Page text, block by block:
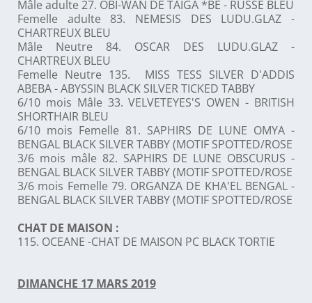
Mâle adulte 27. OBI-WAN DE TAIGA *BE - RUSSE BLEU
Femelle adulte 83. NEMESIS DES LUDU.GLAZ -
CHARTREUX BLEU
Mâle Neutre 84. OSCAR DES LUDU.GLAZ -
CHARTREUX BLEU
Femelle Neutre 135. MISS TESS SILVER D'ADDIS
ABEBA - ABYSSIN BLACK SILVER TICKED TABBY
6/10 mois Mâle 33. VELVETEYES'S OWEN - BRITISH
SHORTHAIR BLEU
6/10 mois Femelle 81. SAPHIRS DE LUNE OMYA -
BENGAL BLACK SILVER TABBY (MOTIF SPOTTED/ROSE
3/6 mois mâle 82. SAPHIRS DE LUNE OBSCURUS -
BENGAL BLACK SILVER TABBY (MOTIF SPOTTED/ROSE
3/6 mois Femelle 79. ORGANZA DE KHA'EL BENGAL -
BENGAL BLACK SILVER TABBY (MOTIF SPOTTED/ROSE
CHAT DE MAISON :
115. OCEANE -CHAT DE MAISON PC BLACK TORTIE
DIMANCHE 17 MARS 2019